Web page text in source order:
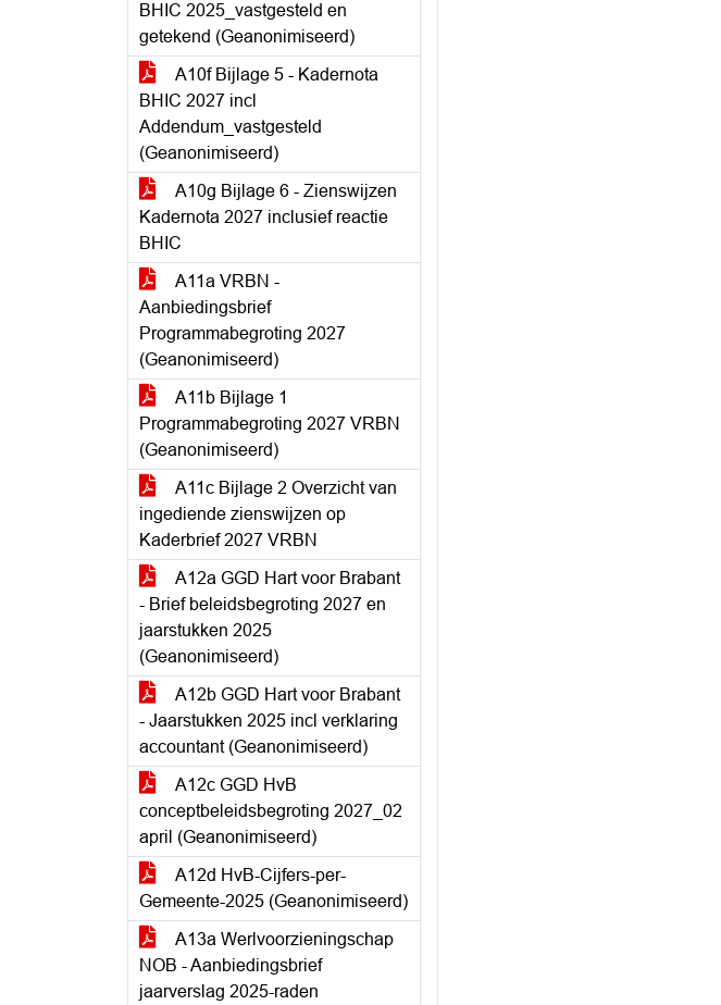
BHIC 2025_vastgesteld en
getekend (Geanonimiseerd)
A10f Bijlage 5 - Kadernota
BHIC 2027 incl
Addendum_vastgesteld
(Geanonimiseerd)
A10g Bijlage 6 - Zienswijzen
Kadernota 2027 inclusief reactie
BHIC
A11a VRBN -
Aanbiedingsbrief
Programmabegroting 2027
(Geanonimiseerd)
A11b Bijlage 1
Programmabegroting 2027 VRBN
(Geanonimiseerd)
A11c Bijlage 2 Overzicht van
ingediende zienswijzen op
Kaderbrief 2027 VRBN
A12a GGD Hart voor Brabant
- Brief beleidsbegroting 2027 en
jaarstukken 2025
(Geanonimiseerd)
A12b GGD Hart voor Brabant
- Jaarstukken 2025 incl verklaring
accountant (Geanonimiseerd)
A12c GGD HvB
conceptbeleidsbegroting 2027_02
april (Geanonimiseerd)
A12d HvB-Cijfers-per-
Gemeente-2025 (Geanonimiseerd)
A13a Werlvoorzieningschap
NOB - Aanbiedingsbrief
jaarverslag 2025-raden